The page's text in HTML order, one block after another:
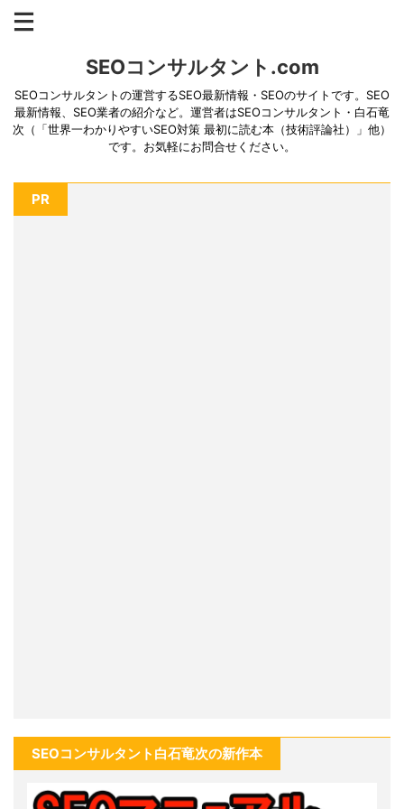
SEOコンサルタント.com
SEOコンサルタントの運営するSEO最新情報・SEOのサイトです。SEO
最新情報、SEO業者の紹介など。運営者はSEOコンサルタント・白石竜
次（「世界一わかりやすいSEO対策 最初に読む本（技術評論社）」他）
です。お気軽にお問合せください。
PR
SEOコンサルタント白石竜次の新作本